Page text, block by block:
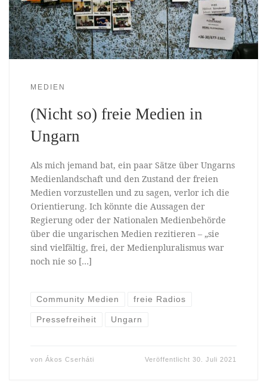
MEDIEN
(Nicht so) freie Medien in
Ungarn
Als mich jemand bat, ein paar Sätze über Ungarns
Medienlandschaft und den Zustand der freien
Medien vorzustellen und zu sagen, verlor ich die
Orientierung. Ich könnte die Aussagen der
Regierung oder der Nationalen Medienbehörde
über die ungarischen Medien rezitieren – „sie
sind vielfältig, frei, der Medienpluralismus war
noch nie so […]
Community Medien freie Radios
Pressefreiheit Ungarn
von Ákos Cserháti Veröffentlicht30. Juli 2021